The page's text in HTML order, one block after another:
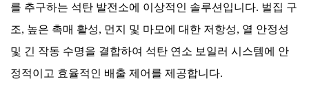
를 추구하는 석탄 발전소에 이상적인 솔루션입니다. 벌집 구
조, 높은 촉매 활성, 먼지 및 마모에 대한 저항성, 열 안정성
및 긴 작동 수명을 결합하여 석탄 연소 보일러 시스템에 안
정적이고 효율적인 배출 제어를 제공합니다.